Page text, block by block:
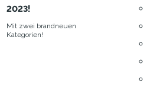
2023!
Mit zwei brandneuen
Kategorien!